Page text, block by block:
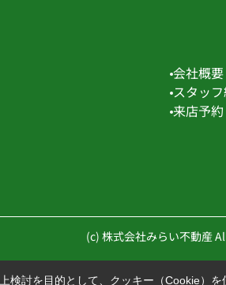
会社概要
スタッ
来店予約
(c) 株式会社みらい不動産
討を目的として、クッキー（Cookie）を